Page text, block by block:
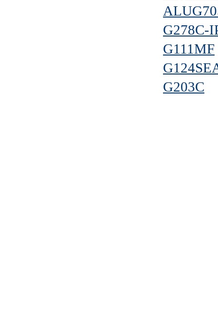
G278C-
G111MF
G203C